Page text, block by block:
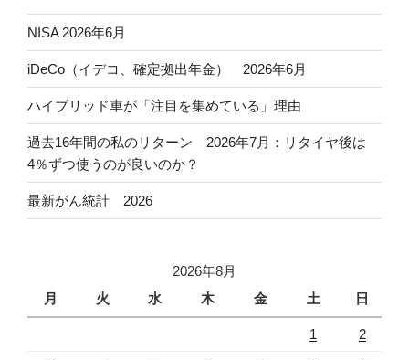
NISA 2026年6月
iDeCo（イデコ、確定拠出年金） 2026年6月
ハイブリッド車が「注目を集めている」理由
過去16年間の私のリターン 2026年7月：リタイヤ後は
4％ずつ使うのが良いのか？
最新がん統計 2026
2026年8月
月
火 水 木 金 土 日
1 2